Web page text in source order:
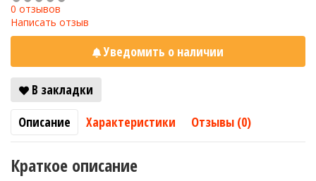
0 отзывов
Написать отзыв
Уведомить о наличии
В закладки
Описание
Характеристики Отзывы (0)
Краткое описание